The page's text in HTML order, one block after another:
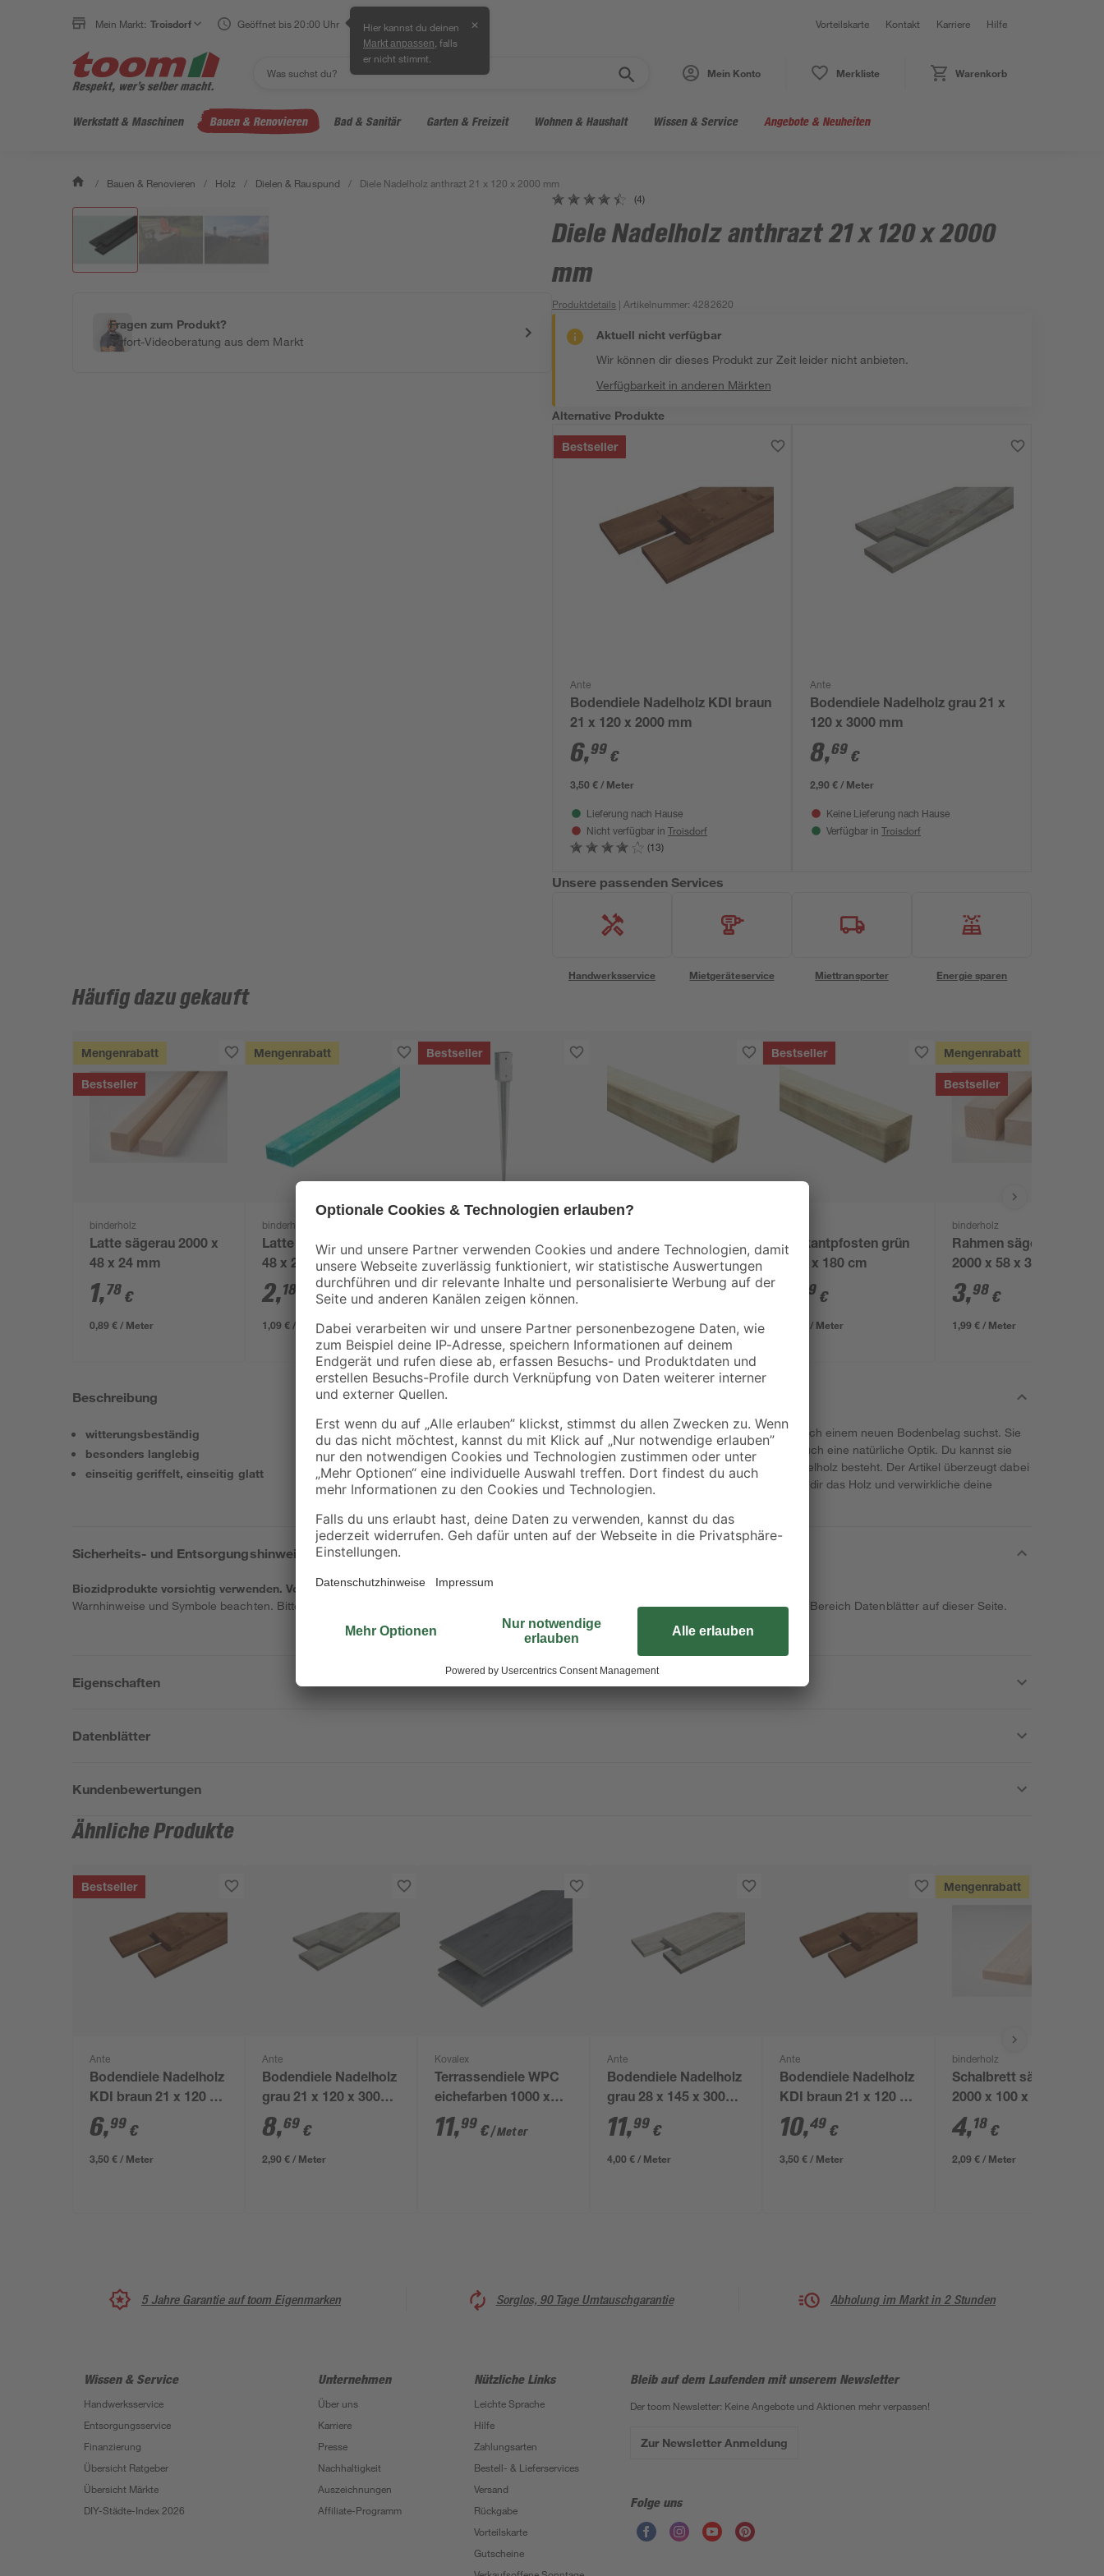
Mein Markt: Troisdorf Geöffnet bis 20:00 Uhr Hier kannst du deinen
Markt anpassen , falls
er nicht stimmt.
✕ Vorteilskarte Kontakt Karriere Hilfe
Mein Konto Merkliste Warenkorb
Werkstatt & Maschinen Bauen & Renovieren Bad & Sanitär Garten & Freizeit Wohnen & Haushalt Wissen & Service Angebote & Neuheiten
/ Bauen & Renovieren / Holz / Dielen & Rauspund / Diele Nadelholz anthrazt 21 x 120 x 2000 mm
Fragen zum Produkt?
Sofort-Videoberatung aus dem Markt
(4)
Diele Nadelholz anthrazt 21 x 120 x 2000
mm
Produktdetails | Artikelnummer:4282620
Aktuell nicht verfügbar
Wir können dir dieses Produkt zur Zeit leider nicht anbieten.
Verfügbarkeit in anderen Märkten
Alternative Produkte
Bestseller
Ante
Bodendiele Nadelholz KDI braun
21 x 120 x 2000 mm
6,99 €
3,50 € / Meter
Lieferung nach Hause
Nicht verfügbar in Troisdorf
(13)
Ante
Bodendiele Nadelholz grau 21 x
120 x 3000 mm
8,69 €
2,90 € / Meter
Keine Lieferung nach Hause
Verfügbar in Troisdorf
Unsere passenden Services
Handwerksservice Mietgeräteservice Miettransporter Energie sparen
Häufig dazu gekauft
Mengenrabatt
Bestseller
binderholz
Latte sägerau 2000 x
48 x 24 mm
1,78 €
0,89 € / Meter
Mengenrabatt
binderholz
Latte sägerau 2000 x
48 x 24 mm
2,18
1,09 € / Meter
Bestseller
Einschlagbodenhülse
für Pfostenträger 7 x
7 x 75 cm
4,49 €
Vierkantpfosten grün
7 x 7 x 210 cm
13,99
6,66 € / Meter
Bestseller
Vierkantpfosten grün
7 x 7 x 180 cm
99 €
5,55 € / Meter
Mengenrabatt
Bestseller
binderholz
Rahmen sägerau
2000 x 58 x 38 mm
3,98 €
1,99 € / Meter
Beschreibung
witterungsbeständig
besonders langlebig
einseitig geriffelt, einseitig glatt
Diese Diele ist das Richtige für dich, wenn du nach einem neuen Bodenbelag suchst. Sie
bietet sowohl ein verbessertes Raumklima als auch eine natürliche Optik. Du kannst sie
gut für den Innenausbau nutzen, da sie aus Nadelholz besteht. Der Artikel überzeugt dabei
durch seine Maße von 2000 x 120 x 21 mm. Hol dir das Holz und verwirkliche deine
Sicherheits- und Entsorgungshinweise
Biozidprodukte vorsichtig verwenden. Vor Gebrauch stets Etikett und Produktinformation lesen.
Warnhinweise und Symbole beachten. Bitte informiere dich über den korrekten Umgang mit Biozidprodukten. Broschüren dazu findest du im Bereich Datenblätter auf dieser Seite.
Eigenschaften
Datenblätter
Kundenbewertungen
Ähnliche Produkte
Bestseller
Ante
Bodendiele Nadelholz
KDI braun 21 x 120 x
2000 mm
6,99 €
3,50 € / Meter
Ante
Bodendiele Nadelholz
grau 21 x 120 x 3000
mm
8,69 €
2,90 € / Meter
Kovalex
Terrassendiele WPC
eichefarben 1000 x
145 x 20 mm
11,99 €/ Meter
Ante
Bodendiele Nadelholz
grau 28 x 145 x 3000
mm
11,99 €
4,00 € / Meter
Ante
Bodendiele Nadelholz
KDI braun 21 x 120 x
3000 mm
10,49 €
3,50 € / Meter
Mengenrabatt
binderholz
Schalbrett sägerau
2000 x 100 x 23 mm
4,18 €
2,09 € / Meter
5 Jahre Garantie auf toom Eigenmarken Sorglos, 90 Tage Umtauschgarantie Abholung im Markt in 2 Stunden
Wissen & Service
Handwerksservice
Entsorgungsservice
Finanzierung
Übersicht Ratgeber
Übersicht Märkte
DIY-Städte-Index 2026
Unternehmen
Über uns
Karriere
Presse
Nachhaltigkeit
Auszeichnungen
Affiliate-Programm
Nützliche Links
Leichte Sprache
Hilfe
Zahlungsarten
Bestell- & Lieferservices
Versand
Rückgabe
Vorteilskarte
Gutscheine
Bleib auf dem Laufenden mit unserem Newsletter
Der toom Newsletter: Keine Angebote und Aktionen mehr verpassen!
Zur Newsletter Anmeldung
Folge uns